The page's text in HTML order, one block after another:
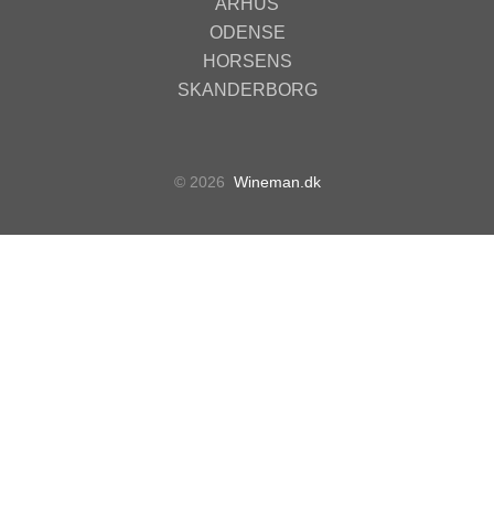
ARHUS
ODENSE
HORSENS
SKANDERBORG
© 2026 Wineman.dk